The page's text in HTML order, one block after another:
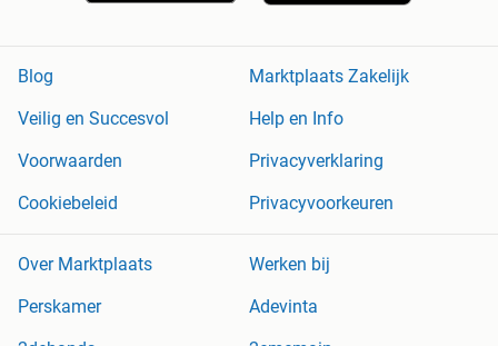
Blog
Marktplaats Zakelijk
Veilig en Succesvol
Help en Info
Voorwaarden
Privacyverklaring
Cookiebeleid
Privacyvoorkeuren
Over Marktplaats
Werken bij
Perskamer
Adevinta